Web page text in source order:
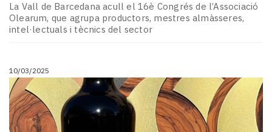
La Vall de Barcedana acull el 16è Congrés de l’Associació
Olearum, que agrupa productors, mestres almàsseres,
intel·lectuals i tècnics del sector
10/03/2025